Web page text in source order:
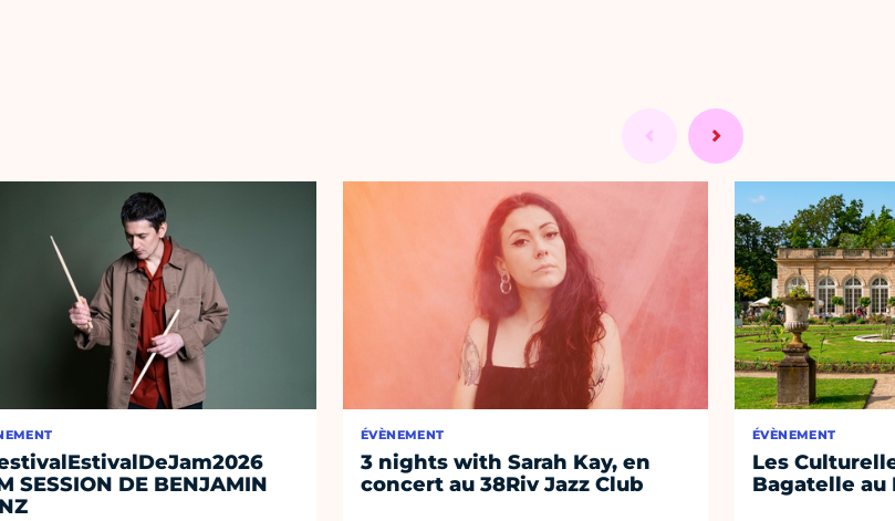
SESSION DE BENJAMIN
ÉVÈNEMENT
3 nights with Sarah Kay, en
concert au 38Riv Jazz Club
ÉVÈNEMENT
Les
Bagatelle au